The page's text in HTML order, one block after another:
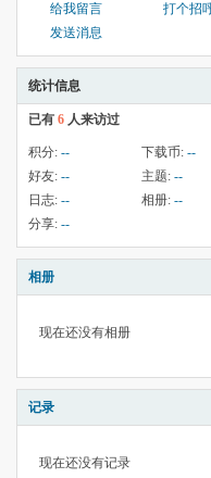
给我留言
打个招
发送消息
统计信息
已有 6 人来访过
积分: -- 下载币: --
好友: -- 主题: --
日志: -- 相册: --
分享: --
相册
现在还没有相册
记录
现在还没有记录